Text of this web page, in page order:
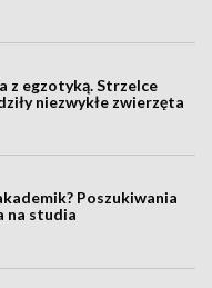
z egzotyką. Strzelce
niezwykłe zwierzęta
Poszukiwania
na studia